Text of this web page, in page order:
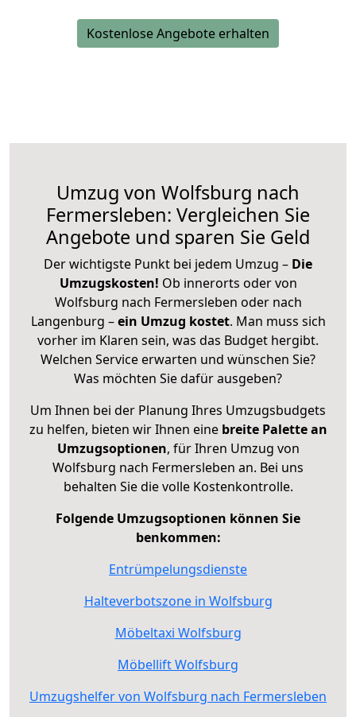
Kostenlose Angebote erhalten
Umzug von Wolfsburg nach
Fermersleben: Vergleichen Sie
Angebote und sparen Sie Geld
Der wichtigste Punkt bei jedem Umzug – Die
Umzugskosten! Ob innerorts oder von
Wolfsburg nach Fermersleben oder nach
Langenburg –ein Umzug kostet. Man muss sich
vorher im Klaren sein, was das Budget hergibt.
Welchen Service erwarten und wünschen Sie?
Was möchten Sie dafür ausgeben?
Um Ihnen bei der Planung Ihres Umzugsbudgets
zu helfen, bieten wir Ihnen eine breite Palette an
Umzugsoptionen, für Ihren Umzug von
Wolfsburg nach Fermersleben an. Bei uns
behalten Sie die volle Kostenkontrolle.
Folgende Umzugsoptionen können Sie
benkommen:
Entrümpelungsdienste
Halteverbotszone in Wolfsburg
Möbeltaxi Wolfsburg
Möbellift Wolfsburg
Umzugshelfer von Wolfsburg nach Fermersleben